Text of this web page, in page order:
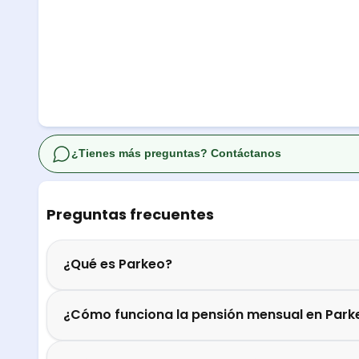
Preguntas frecuentes
¿Qué es Parkeo?
¿Cómo funciona la pensión mensual en
¿Tienes más preguntas? Contáctanos